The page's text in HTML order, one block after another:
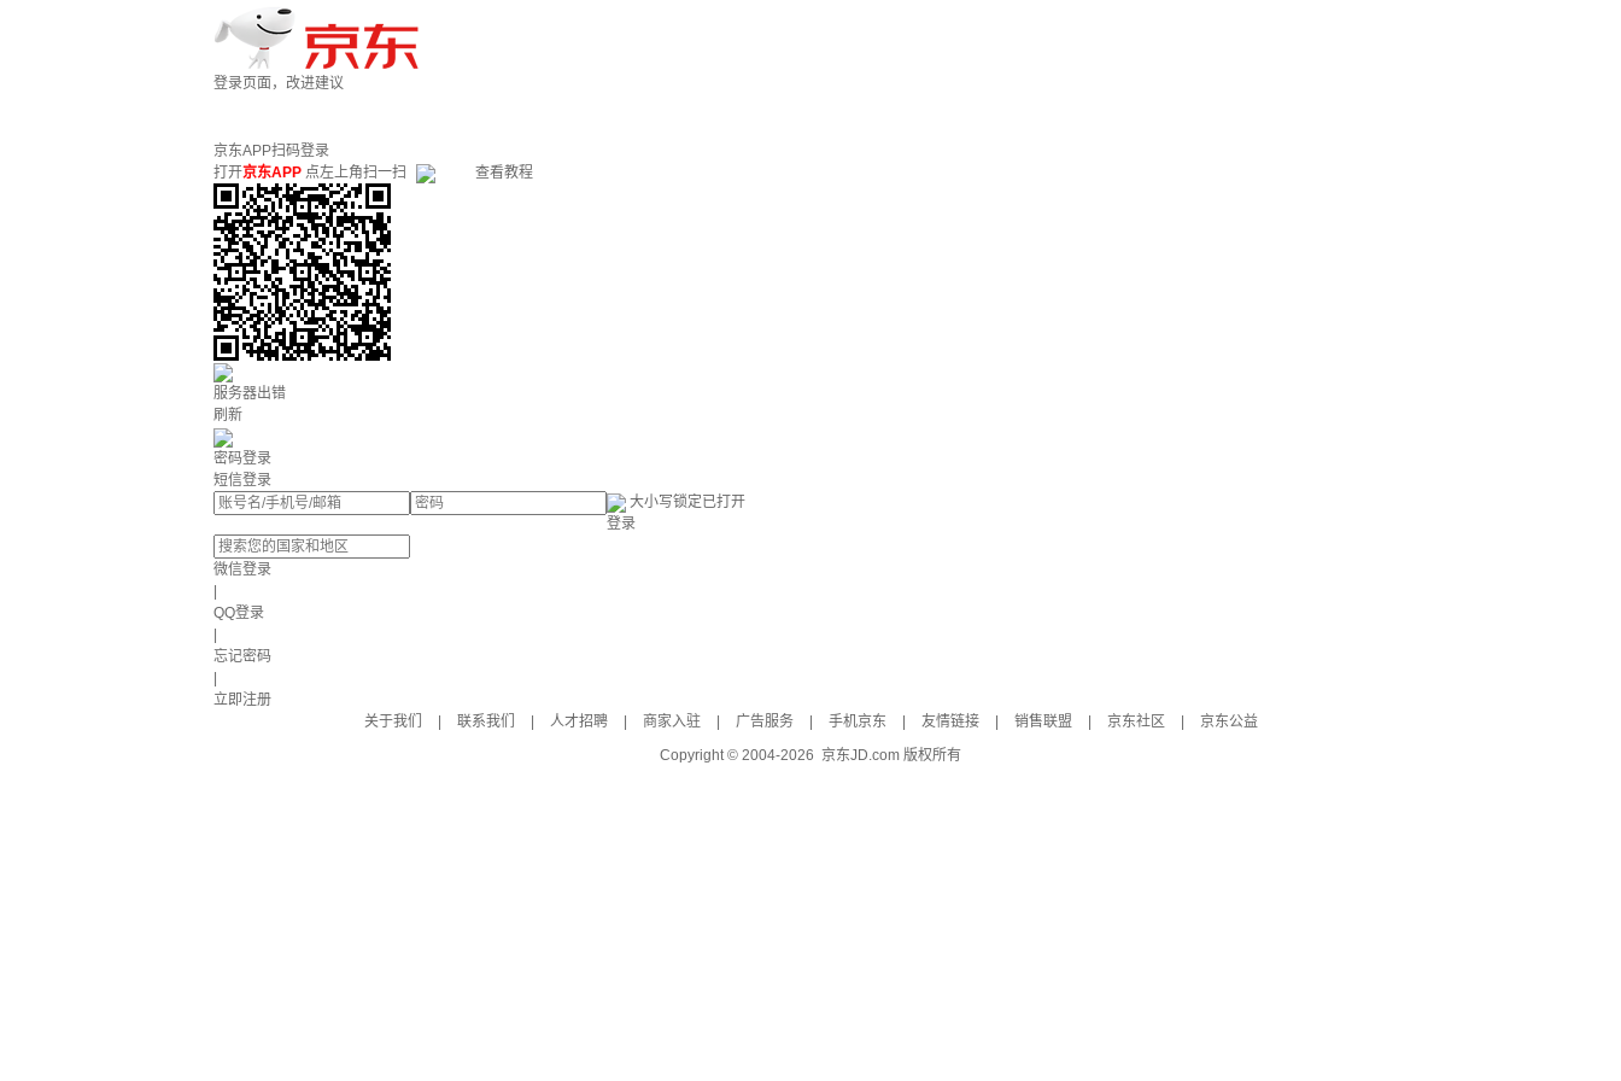
登录页面，改进建议
京东APP扫码登录
打开京东APP 点左上角扫一扫 查看教程
服务器出错
刷新
密码登录
短信登录
大小写锁定已打开
登录
微信登录
QQ登录
忘记密码
立即注册
关于我们
联系我们 人才招聘 商家入驻 广告服务 手机京东 友情链接 销售联盟 京东社区
京东公益
Copyright © 2004-2026 京东JD.com 版权所有